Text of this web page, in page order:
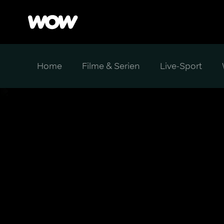
Home Filme & Serien Live-Sport